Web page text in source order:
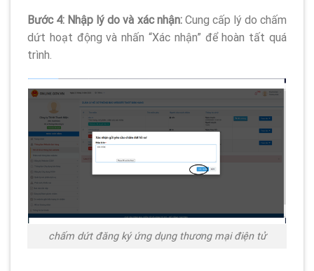
Bước 4: Nhập lý do và xác nhận:Cung cấp lý do chấm
dứt hoạt động và nhấn “Xác nhận” để hoàn tất quá
trình.
chấm dứt đăng ký ứng dụng thương mại điện tử